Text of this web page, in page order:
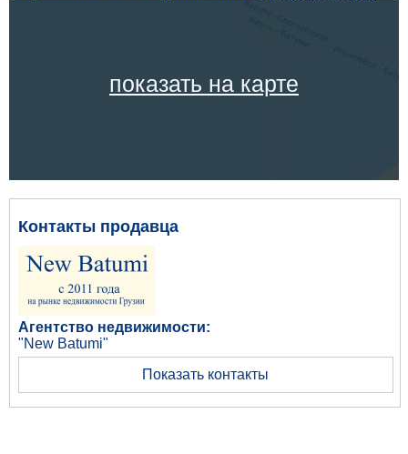
показать на карте
Контакты продавца
Агентство недвижимости:
"New Batumi"
Показать контакты